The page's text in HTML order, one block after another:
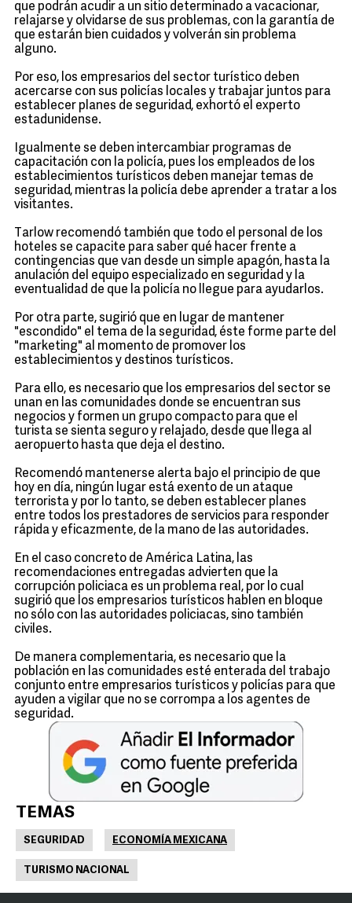
que podrán acudir a un sitio determinado a vacacionar,
relajarse y olvidarse de sus problemas, con la garantía de
que estarán bien cuidados y volverán sin problema
alguno.
Por eso, los empresarios del sector turístico deben
acercarse con sus policías locales y trabajar juntos para
establecer planes de seguridad, exhortó el experto
estadunidense.
Igualmente se deben intercambiar programas de
capacitación con la policía, pues los empleados de los
establecimientos turísticos deben manejar temas de
seguridad, mientras la policía debe aprender a tratar a los
visitantes.
Tarlow recomendó también que todo el personal de los
hoteles se capacite para saber qué hacer frente a
contingencias que van desde un simple apagón, hasta la
anulación del equipo especializado en seguridad y la
eventualidad de que la policía no llegue para ayudarlos.
Por otra parte, sugirió que en lugar de mantener
"escondido" el tema de la seguridad, éste forme parte del
"marketing" al momento de promover los
establecimientos y destinos turísticos.
Para ello, es necesario que los empresarios del sector se
unan en las comunidades donde se encuentran sus
negocios y formen un grupo compacto para que el
turista se sienta seguro y relajado, desde que llega al
aeropuerto hasta que deja el destino.
Recomendó mantenerse alerta bajo el principio de que
hoy en día, ningún lugar está exento de un ataque
terrorista y por lo tanto, se deben establecer planes
entre todos los prestadores de servicios para responder
rápida y eficazmente, de la mano de las autoridades.
En el caso concreto de América Latina, las
recomendaciones entregadas advierten que la
corrupción policiaca es un problema real, por lo cual
sugirió que los empresarios turísticos hablen en bloque
no sólo con las autoridades policiacas, sino también
civiles.
De manera complementaria, es necesario que la
población en las comunidades esté enterada del trabajo
conjunto entre empresarios turísticos y policías para que
ayuden a vigilar que no se corrompa a los agentes de
seguridad.
TEMAS
SEGURIDAD ECONOMÍA MEXICANA
TURISMO NACIONAL